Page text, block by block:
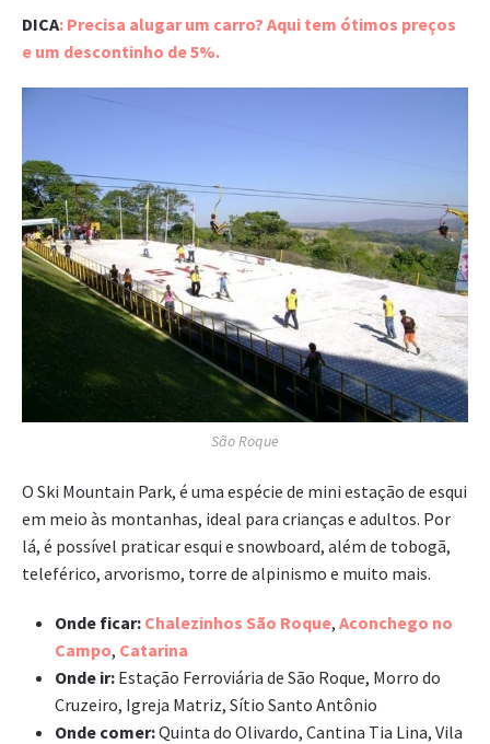
DICA: Precisa alugar um carro? Aqui tem ótimos preços
e um descontinho de 5%.
São Roque
O Ski Mountain Park, é uma espécie de mini estação de esqui
em meio às montanhas, ideal para crianças e adultos. Por
lá, é possível praticar esqui e snowboard, além de tobogã,
teleférico, arvorismo, torre de alpinismo e muito mais.
Onde ficar: Chalezinhos São Roque, Aconchego no
Campo, Catarina
Onde ir: Estação Ferroviária de São Roque, Morro do
Cruzeiro, Igreja Matriz, Sítio Santo Antônio
Onde comer:Quinta do Olivardo, Cantina Tia Lina, Vila